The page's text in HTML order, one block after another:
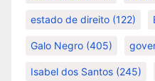
estado de direito (122)
Galo Negro (405)
Isabel dos Santos (245)